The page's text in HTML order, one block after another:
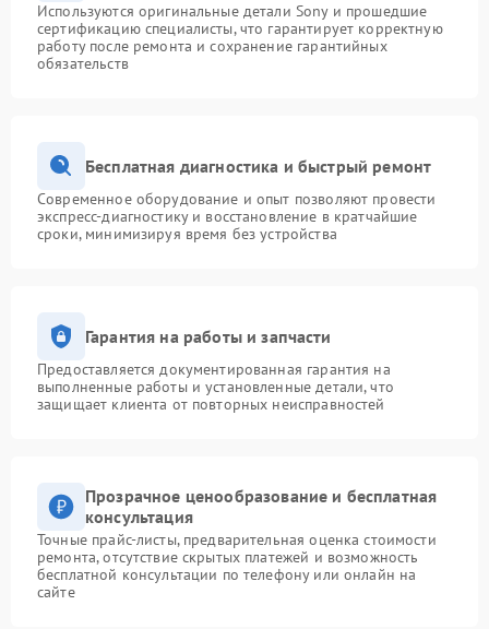
Используются оригинальные детали Sony и прошедшие
сертификацию специалисты, что гарантирует корректную
работу после ремонта и сохранение гарантийных
обязательств
Бесплатная диагностика и быстрый ремонт
Современное оборудование и опыт позволяют провести
экспресс-диагностику и восстановление в кратчайшие
сроки, минимизируя время без устройства
Гарантия на работы и запчасти
Предоставляется документированная гарантия на
выполненные работы и установленные детали, что
защищает клиента от повторных неисправностей
Прозрачное ценообразование и бесплатная
консультация
Точные прайс-листы, предварительная оценка стоимости
ремонта, отсутствие скрытых платежей и возможность
бесплатной консультации по телефону или онлайн на
сайте